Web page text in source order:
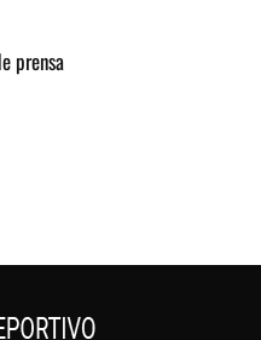
prensa